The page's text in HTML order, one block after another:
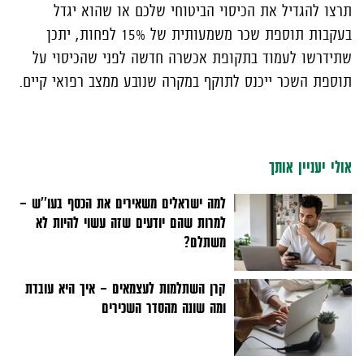
תרצו להגדיל את הכיסוי הביטוחי שלכם או שהוא יגדל
בעקבות תוספת שכר משמעותית של 15% לפחות, יתכן
שתידרשו לעמוד בתקופת אכשרה חדשה לפני שהכיסוי על
תוספת השכר ייכנס לתוקף במקרה שנובע ממצב רפואי קיים.
אולי יעניין אותך
למה ישראלים משאירים את הכסף בעו''ש –
למרות שהם יודעים שזה עשוי להיות לא
משתלם?
קרן השתלמות לעצמאים - איך היא עובדת
ומה שונה מהסדר השכירים